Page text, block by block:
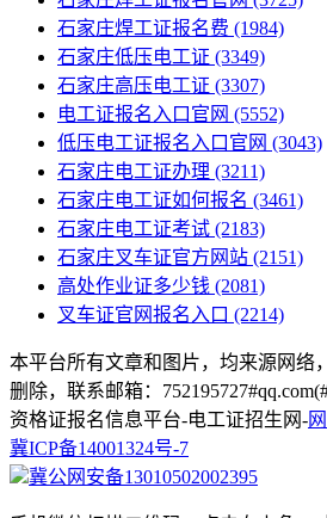
石家庄焊工证报名费 (1984)
石家庄低压电工证 (3349)
石家庄高压电工证 (3307)
电工证报名入口官网 (5552)
低压电工证报名入口官网 (3043)
石家庄电工证办理 (3211)
石家庄电工证如何报名 (3461)
石家庄电工证考试 (2183)
石家庄叉车证官方网站 (2151)
高处作业证多少钱 (2081)
叉车证官网报名入口 (2214)
本平台所有文章和图片，均来源网络
删除，联系邮箱：
资格证报名信息平台-电工证招生网-
冀ICP备14001324号-7
冀公网安备13010502002395